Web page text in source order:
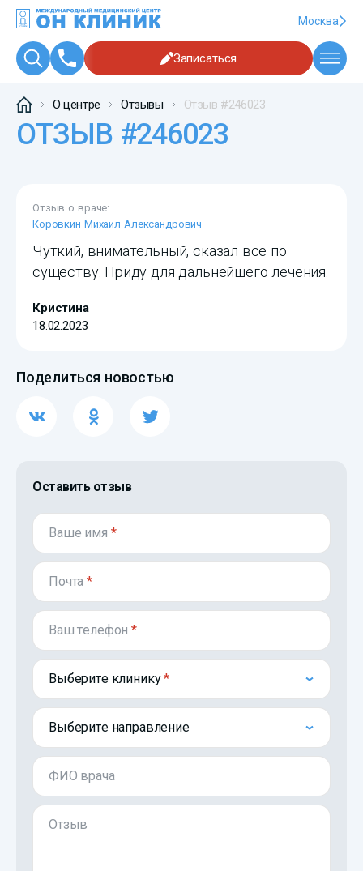
Москва
Записаться
О центре Отзывы Отзыв #246023
ОТЗЫВ #246023
Отзыв о враче:
Коровкин Михаил Александрович
Чуткий, внимательный, сказал все по
существу. Приду для дальнейшего лечения.
Кристина
18.02.2023
Поделиться новостью
Оставить отзыв
Ваше имя *
Почта*
Ваш телефон*
Выберите клинику
Выберите направление
ФИО врача
Отзыв